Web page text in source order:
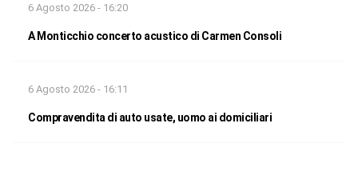
6 Agosto 2026 - 16:20
A Monticchio concerto acustico di Carmen Consoli
6 Agosto 2026 - 16:11
Compravendita di auto usate, uomo ai domiciliari